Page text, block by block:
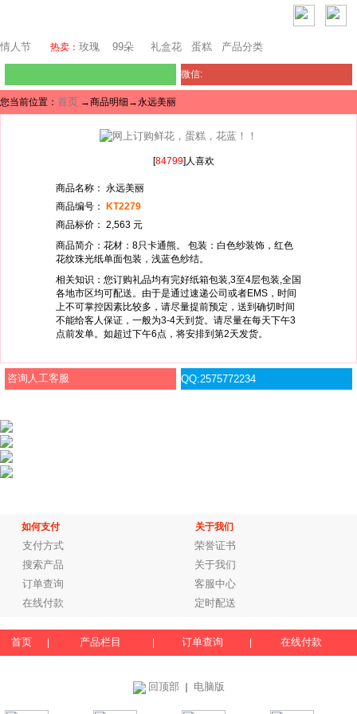
情人节 热卖： 玫瑰 99朵 礼盒花 蛋糕 产品分类
微信:
您当前位置： 首页 →商品明细→永远美丽
[84799]人喜欢
商品名称： 永远美丽
商品编号：
KT2279
商品标价： 2,563 元
商品简介：花材：8只卡通熊。 包装：白色纱装饰，红色
花纹珠光纸单面包装，浅蓝色纱结。
相关知识：您订购礼品均有完好纸箱包装,3至4层包装,全国
各地市区均可配送。由于是通过速递公司或者EMS，时间
上不可掌控因素比较多，请尽量提前预定，送到确切时间
不能给客人保证，一般为3-4天到货。请尽量在每天下午3
点前发单。如超过下午6点，将安排到第2天发货。
咨询人工客服 QQ:2575772234
如何支付 关于我们
支付方式
荣誉证书
搜索产品
关于我们
订单查询
客服中心
在线付款
定时配送
首页 产品栏目 订单查询 在线付款
回顶部 电脑版